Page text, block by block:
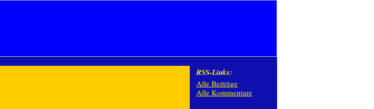
RSS-Links:
Alle Beiträge
Alle Kommentare